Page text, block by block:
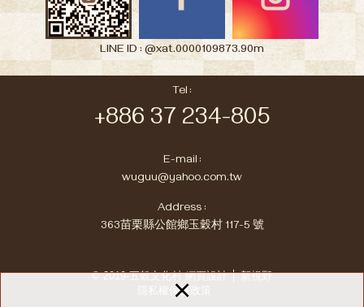
×
LINE ID : @xat.0000109873.90m
Tel :
+886 37 234-805
E-mail :
wuguu@yahoo.com.tw
Address :
363苗栗縣公館鄉玉穀村 117-5 號
© 2019-五穀文化村網頁設計 │ 新視野
隱私權保護政策